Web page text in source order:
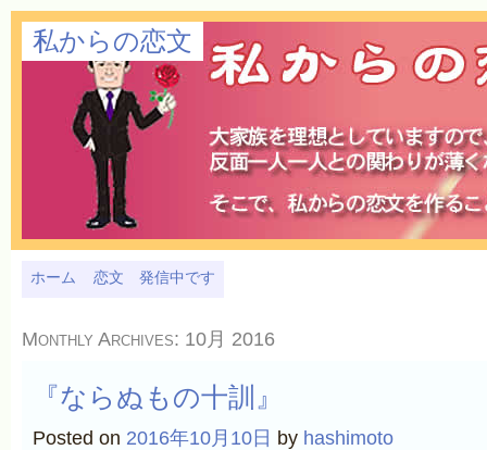
私からの恋文
ホーム 恋文 発信中です
Monthly Archives: 10月 2016
『ならぬもの十訓』
Posted on 2016年10月10日 by hashimoto